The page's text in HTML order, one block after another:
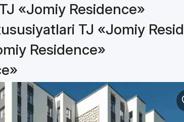
«Jomiy Residence»
TJ «Jomiy
Residence»